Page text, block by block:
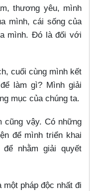
thương yêu, mình
mình, cái sống của
mình. Đó là đối với
cuối cùng mình kết
làm gì? Mình giải
mục của chúng ta.
vậy. Có những
để mình triển khai
nhằm giải quyết
pháp độc nhất đi